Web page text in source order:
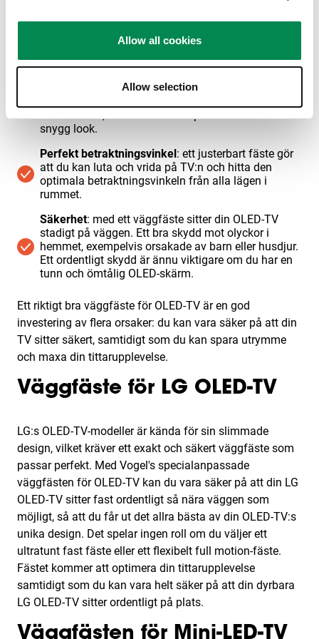
Allow all cookies
Allow selection
slimmade utseende. Ett väggfäste gör att du
stora möbler, så att du kan skapa en modern och
snygg look.
Perfekt betraktningsvinkel: ett justerbart fäste gör
att du kan luta och vrida på TV:n och hitta den
optimala betraktningsvinkeln från alla lägen i
rummet.
Säkerhet: med ett väggfäste sitter din OLED-TV
stadigt på väggen. Ett bra skydd mot olyckor i
hemmet, exempelvis orsakade av barn eller husdjur.
Ett ordentligt skydd är ännu viktigare om du har en
tunn och ömtålig OLED-skärm.
Ett riktigt bra väggfäste för OLED-TV är en god
investering av flera orsaker: du kan vara säker på att din
TV sitter säkert, samtidigt som du kan spara utrymme
och maxa din tittarupplevelse.
Väggfäste för LG OLED-TV
LG:s OLED-TV-modeller är kända för sin slimmade
design, vilket kräver ett exakt och säkert väggfäste som
passar perfekt. Med Vogel's specialanpassade
väggfästen för OLED-TV kan du vara säker på att din LG
OLED-TV sitter fast ordentligt så nära väggen som
möjligt, så att du får ut det allra bästa av din OLED-TV:s
unika design. Det spelar ingen roll om du väljer ett
ultratunt fast fäste eller ett flexibelt full motion-fäste.
Fästet kommer att optimera din tittarupplevelse
samtidigt som du kan vara helt säker på att din dyrbara
LG OLED-TV sitter ordentligt på plats.
Väggfästen för Mini-LED-TV